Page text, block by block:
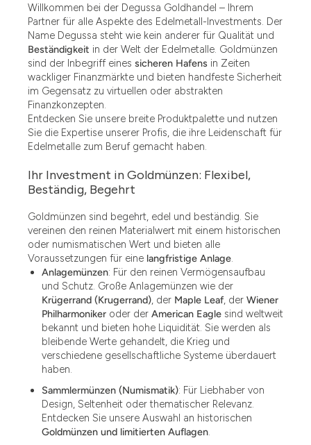
Willkommen bei der Degussa Goldhandel – Ihrem
Partner für alle Aspekte des Edelmetall-Investments. Der
Name Degussa steht wie kein anderer für Qualität und
Beständigkeit in der Welt der Edelmetalle. Goldmünzen
sind der Inbegriff eines sicheren Hafens in Zeiten
wackliger Finanzmärkte und bieten handfeste Sicherheit
im Gegensatz zu virtuellen oder abstrakten
Finanzkonzepten.
Entdecken Sie unsere breite Produktpalette und nutzen
Sie die Expertise unserer Profis, die ihre Leidenschaft für
Edelmetalle zum Beruf gemacht haben.
Ihr Investment in Goldmünzen: Flexibel,
Beständig, Begehrt
Goldmünzen sind begehrt, edel und beständig. Sie
vereinen den reinen Materialwert mit einem historischen
oder numismatischen Wert und bieten alle
Voraussetzungen für eine langfristige Anlage.
Anlagemünzen: Für den reinen Vermögensaufbau
und Schutz. Große Anlagemünzen wie der
Krügerrand (Krugerrand), der Maple Leaf, der Wiener
Philharmoniker oder der American Eagle sind weltweit
bekannt und bieten hohe Liquidität. Sie werden als
bleibende Werte gehandelt, die Krieg und
verschiedene gesellschaftliche Systeme überdauert
haben.
Sammlermünzen (Numismatik): Für Liebhaber von
Design, Seltenheit oder thematischer Relevanz.
Entdecken Sie unsere Auswahl an historischen
Goldmünzen und limitierten Auflagen.